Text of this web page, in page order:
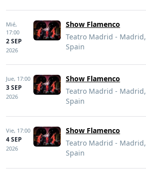
Mié,
17:00
2 SEP
2026
Show Flamenco
Teatro Madrid - Madrid,
Spain
Jue, 17:00
3 SEP
2026
Show Flamenco
Teatro Madrid - Madrid,
Spain
Vie, 17:00
4 SEP
2026
Show Flamenco
Teatro Madrid - Madrid,
Spain